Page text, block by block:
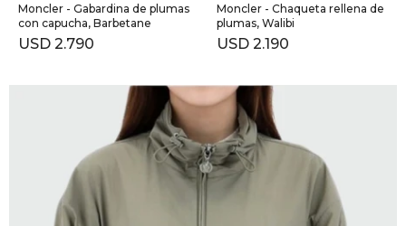
Moncler - Gabardina de plumas
con capucha, Barbetane
USD 2.790
Moncler - Chaqueta rellena de
plumas, Walibi
USD 2.190